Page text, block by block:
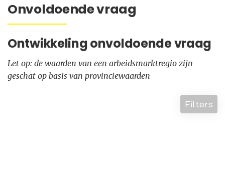
Onvoldoende vraag
Ontwikkeling onvoldoende vraag
Let op: de waarden van een arbeidsmarktregio zijn
geschat op basis van provinciewaarden
Filters